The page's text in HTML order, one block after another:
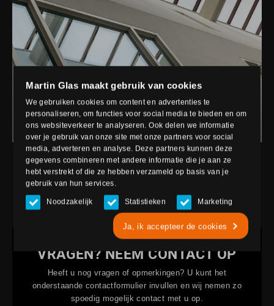
Martin Glas maakt gebruik van cookies
We gebruiken cookies om content en advertenties te
personaliseren, om functies voor social media te bieden en om
ons websiteverkeer te analyseren. Ook delen we informatie
over je gebruik van onze site met onze partners voor social
media, adverteren en analyse. Deze partners kunnen deze
gegevens combineren met andere informatie die je aan ze
hebt verstrekt of die ze hebben verzameld op basis van je
gebruik van hun services.
Noodzakelijk Statistieken Marketing
Ja, ik accepteer de cookies
TOEPASSING
VRAGEN? NEEM CONTACT OP
Heeft u nog vragen of opmerkingen? U kunt het
onderstaande contactformulier invullen en wij nemen zo
spoedig mogelijk contact met u op.